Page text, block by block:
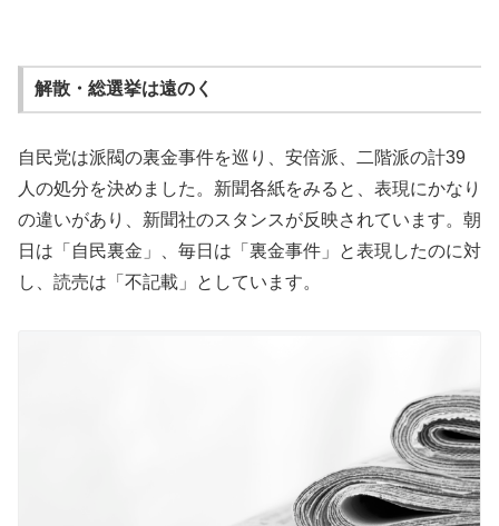
解散・総選挙は遠のく
自民党は派閥の裏金事件を巡り、安倍派、二階派の計39
人の処分を決めました。新聞各紙をみると、表現にかなり
の違いがあり、新聞社のスタンスが反映されています。朝
日は「自民裏金」、毎日は「裏金事件」と表現したのに対
し、読売は「不記載」としています。